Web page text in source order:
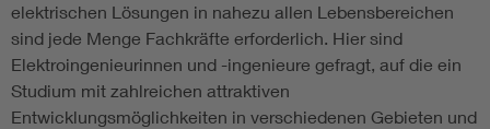
elektrischen Lösungen in nahezu allen Lebensbereichen
sind jede Menge Fachkräfte erforderlich. Hier sind
Elektroingenieurinnen und -ingenieure gefragt, auf die ein
Studium mit zahlreichen attraktiven
Entwicklungsmöglichkeiten in verschiedenen Gebieten und